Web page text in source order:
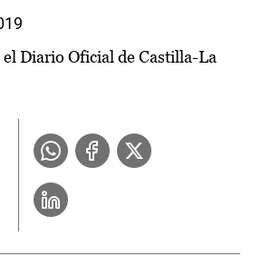
Diario Oficial de Castilla-La